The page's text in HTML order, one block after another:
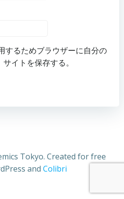
するためブラウザーに自分の
イトを保存する。
Tokyo. Created for free
and Colibri